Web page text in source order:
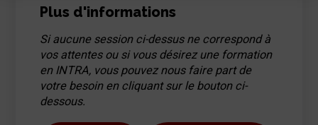
Plus d'informations
Si aucune session ci-dessus ne correspond à
vos attentes ou si vous désirez une formation
en INTRA, vous pouvez nous faire part de
votre besoin en cliquant sur le bouton ci-
dessous.